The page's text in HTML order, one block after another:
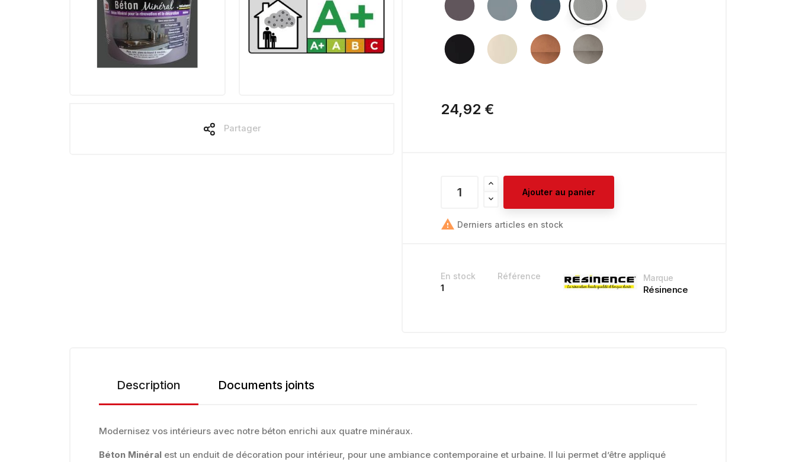
Partager
24,92 €
Ajouter au panier
 Derniers articles en stock
En stock
1
Référence Marque
Résinence
Description Documents joints
Modernisez vos intérieurs avec notre béton enrichi aux quatre minéraux.
Béton Minéral est un enduit de décoration pour intérieur, pour une ambiance contemporaine et urbaine. Il lui permet d’être appliqué